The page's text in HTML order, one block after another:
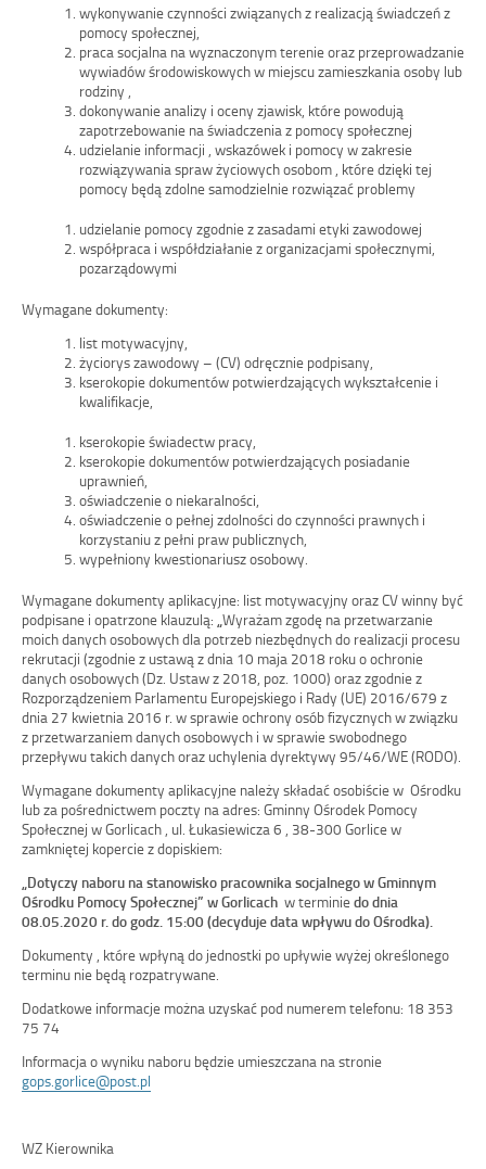
wykonywanie czynności związanych z realizacją świadczeń z
pomocy społecznej,
praca socjalna na wyznaczonym terenie oraz przeprowadzanie
wywiadów środowiskowych w miejscu zamieszkania osoby lub
rodziny ,
dokonywanie analizy i oceny zjawisk, które powodują
zapotrzebowanie na świadczenia z pomocy społecznej
udzielanie informacji , wskazówek i pomocy w zakresie
rozwiązywania spraw życiowych osobom , które dzięki tej
pomocy będą zdolne samodzielnie rozwiązać problemy
udzielanie pomocy zgodnie z zasadami etyki zawodowej
współpraca i współdziałanie z organizacjami społecznymi,
pozarządowymi
Wymagane dokumenty:
list motywacyjny,
życiorys zawodowy – (CV) odręcznie podpisany,
kserokopie dokumentów potwierdzających wykształcenie i
kwalifikacje,
kserokopie świadectw pracy,
kserokopie dokumentów potwierdzających posiadanie
uprawnień,
oświadczenie o niekaralności,
oświadczenie o pełnej zdolności do czynności prawnych i
korzystaniu z pełni praw publicznych,
wypełniony kwestionariusz osobowy.
Wymagane dokumenty aplikacyjne: list motywacyjny oraz CV winny być
podpisane i opatrzone klauzulą: Wyrażam zgodę na przetwarzanie
moich danych osobowych dla potrzeb niezbędnych do realizacji procesu
rekrutacji (zgodnie z ustawą z dnia 10 maja 2018 roku o ochronie
danych osobowych (Dz. Ustaw z 2018, poz. 1000) oraz zgodnie z
Rozporządzeniem Parlamentu Europejskiego i Rady (UE) 2016/679 z
dnia 27 kwietnia 2016 r. w sprawie ochrony osób fizycznych w związku
z przetwarzaniem danych osobowych i w sprawie swobodnego
przepływu takich danych oraz uchylenia dyrektywy 95/46/WE (RODO).
Wymagane dokumenty aplikacyjne należy składać osobiście w Ośrodku
lub za pośrednictwem poczty na adres: Gminny Ośrodek Pomocy
Społecznej w Gorlicach , ul. Łukasiewicza 6 , 38-300 Gorlice w
zamkniętej kopercie z dopiskiem:
„Dotyczy naboru na stanowisko pracownika socjalnego w Gminnym
Ośrodku Pomocy Społecznej” w Gorlicach w terminiedo dnia
08.05.2020 r. do godz. 15:00 (decyduje data wpływu do Ośrodka).
Dokumenty , które wpłyną do jednostki po upływie wyżej określonego
terminu nie będą rozpatrywane.
Dodatkowe informacje można uzyskać pod numerem telefonu: 18 353
75 74
Informacja o wyniku naboru będzie umieszczana na stronie
gops.gorlice@post.pl
WZ Kierownika